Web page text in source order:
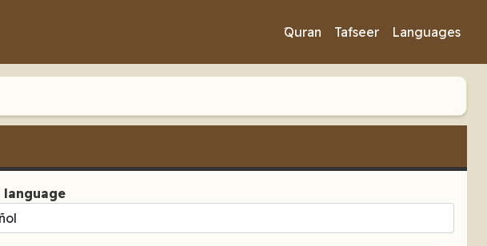
َQuran Tafseer Languages
language